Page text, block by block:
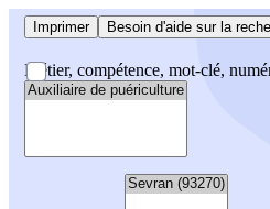
Imprimer Besoin d'aide sur la
Métier, compétence, mot-clé,